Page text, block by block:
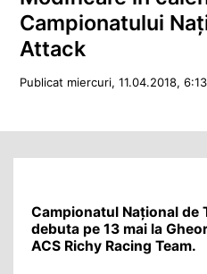
Campionatului
Attack
Publicat miercuri, 11.04.2018,
Campionatul Național de
debuta pe 13 mai la
ACS Richy Racing Team.